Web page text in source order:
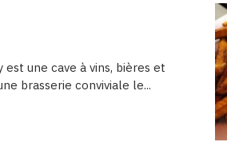
est une cave à vins, bières et
brasserie conviviale le...